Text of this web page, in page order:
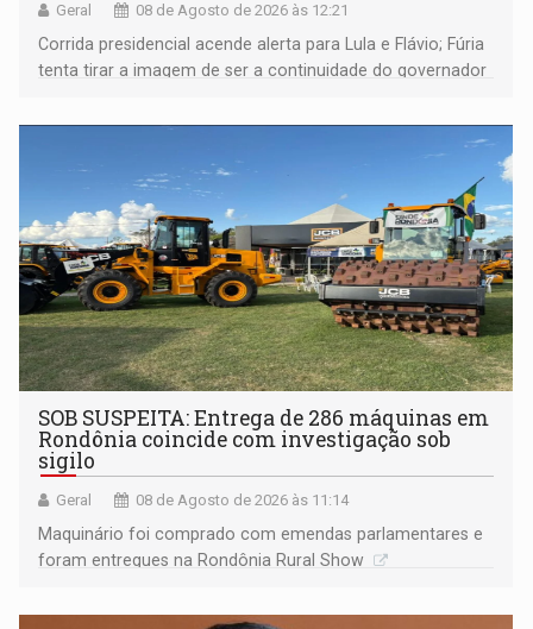
Geral 08 de Agosto de 2026 às 12:21
Corrida presidencial acende alerta para Lula e Flávio; Fúria
tenta tirar a imagem de ser a continuidade do governador
não ter entrado no modo eleição; ABAV faz evento em
SOB SUSPEITA: Entrega de 286 máquinas em
Rondônia coincide com investigação sob
sigilo
Geral 08 de Agosto de 2026 às 11:14
Maquinário foi comprado com emendas parlamentares e
foram entregues na Rondônia Rural Show